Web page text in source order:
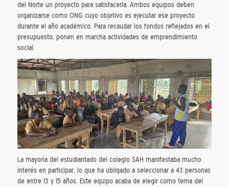
del Norte un proyecto para satisfacerla. Ambos equipos deben
organizarse como ONG cuyo objetivo es ejecutar ese proyecto
durante el año académico. Para recaudar los fondos reflejados en el
presupuesto, ponen en marcha actividades de emprendimiento
social.
La mayoría del estudiantado del colegio SAH manifestaba mucho
interés en participar, lo que ha obligado a seleccionar a 43 personas
de entre 13 y 15 años. Este equipo acaba de elegir como tema del